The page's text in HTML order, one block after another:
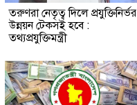
তরুণরা নেতৃত্ব দিলে প্রযুক্তিনির্ভর
উন্নয়ন টেকসই হবে :
তথ্যপ্রযুক্তিমন্ত্রী